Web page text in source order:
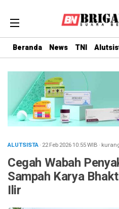
Beranda News TNI
ALUTSISTA· 22 Feb 202610:55WIB ·
Cegah Wabah
Sampah Karya
Ilir